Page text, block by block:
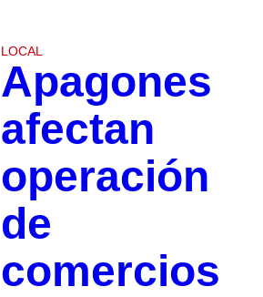
LOCAL
Apagones
afectan
operación
de
comercios